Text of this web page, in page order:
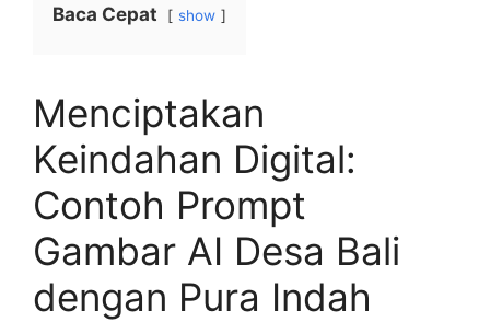
Baca Cepat show
Menciptakan
Keindahan Digital:
Contoh Prompt
Gambar AI Desa Bali
dengan Pura Indah